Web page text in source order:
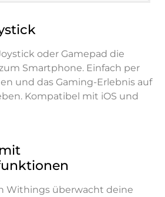
oder Gamepad die
Smartphone. Einfach per
und das Gaming-Erlebnis auf
Kompatibel mit iOS und
Withings überwacht deine